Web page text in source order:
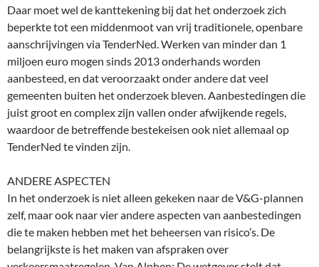
Daar moet wel de kanttekening bij dat het onderzoek zich
beperkte tot een middenmoot van vrij traditionele, openbare
aanschrijvingen via TenderNed. Werken van minder dan 1
miljoen euro mogen sinds 2013 onderhands worden
aanbesteed, en dat veroorzaakt onder andere dat veel
gemeenten buiten het onderzoek bleven. Aanbestedingen die
juist groot en complex zijn vallen onder afwijkende regels,
waardoor de betreffende bestekeisen ook niet allemaal op
TenderNed te vinden zijn.
ANDERE ASPECTEN
In het onderzoek is niet alleen gekeken naar de V&G-plannen
zelf, maar ook naar vier andere aspecten van aanbestedingen
die te maken hebben met het beheersen van risico’s. De
belangrijkste is het maken van afspraken over